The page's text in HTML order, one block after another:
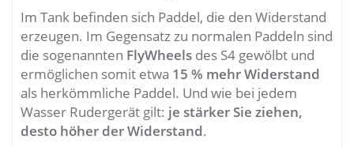
Im Tank befinden sich Paddel, die den Widerstand
erzeugen. Im Gegensatz zu normalen Paddeln sind
die sogenannten FlyWheels des S4 gewölbt und
ermöglichen somit etwa 15 % mehr Widerstand
als herkömmliche Paddel. Und wie bei jedem
Wasser Rudergerät gilt: je stärker Sie ziehen,
desto höher der Widerstand.